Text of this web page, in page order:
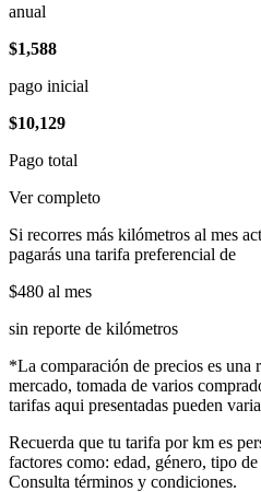
anual
$1,588
pago inicial
$10,129
Pago total
Ver completo
Si recorres más kilómetros al mes
pagarás una tarifa preferencial de
$480 al mes
sin reporte de kilómetros
*La comparación de precios es una
mercado, tomada de varios
tarifas aqui presentadas pueden
Recuerda que tu tarifa por km es
factores como: edad, género, tipo
Consulta términos y condiciones.